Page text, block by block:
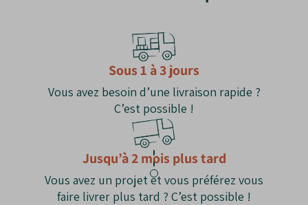
les sols constamment humides ou mal
Taille nécessaire: Peut nécessiter une taille
régulière pour maintenir sa forme et
encourager la floraison.
Sous 1 à 3 jours
Vous avez besoin d’une livraison rapide ?
C’est possible !
Jusqu’à 2 mois plus tard
Vous avez un projet et vous préférez vous
faire livrer plus tard ? C’est possible !